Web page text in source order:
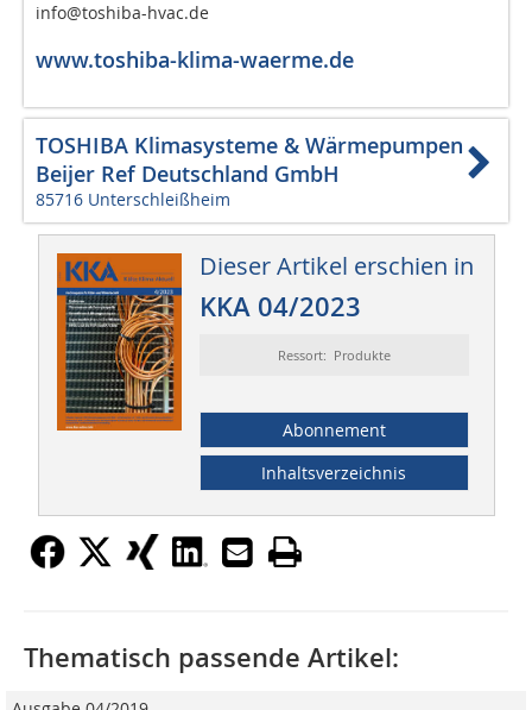
info@toshiba-hvac.de
www.toshiba-klima-waerme.de
TOSHIBA Klimasysteme & Wärmepumpen
Beijer Ref Deutschland GmbH
85716 Unterschleißheim
Dieser Artikel erschien in
KKA 04/2023
Ressort: Produkte
Abonnement
Inhaltsverzeichnis
Thematisch passende Artikel: